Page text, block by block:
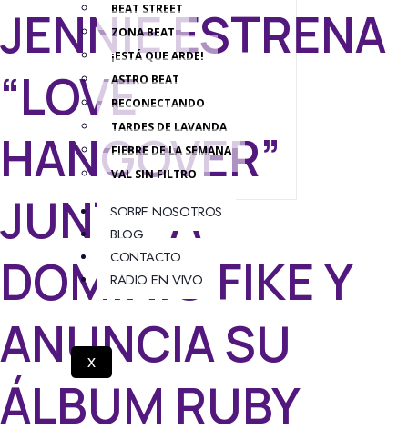
BEAT STREET
ZONA BEAT
¡ESTÁ QUE ARDE!
ASTRO BEAT
RECONECTANDO
TARDES DE LAVANDA
FIEBRE DE LA SEMANA
VAL SIN FILTRO
SOBRE NOSOTROS
BLOG
CONTACTO
RADIO EN VIVO
X
JENNIE ESTRENA
“LOVE
HANGOVER”
JUNTO A
DOMINIC FIKE Y
ANUNCIA SU
ÁLBUM RUBY